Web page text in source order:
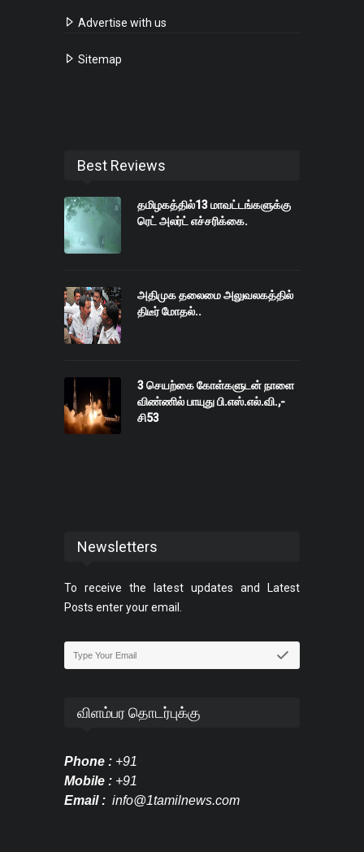
Advertise with us
Sitemap
Best Reviews
தமிழகத்தில்13 மாவட்டங்களுக்கு
ரெட் அலர்ட் எச்சரிக்கை.
அதிமுக தலைமை அலுவலகத்தில்
திடீர் மோதல்..
3 செயற்கை கோள்களுடன் நாளை
விண்ணில் பாயுது பி.எஸ்.எல்.வி.,-
சி53
Newsletters
To receive the latest updates and Latest
Posts enter your email.
விளம்பர தொடர்புக்கு
Phone : +91
Mobile : +91
Email : info@1tamilnews.com